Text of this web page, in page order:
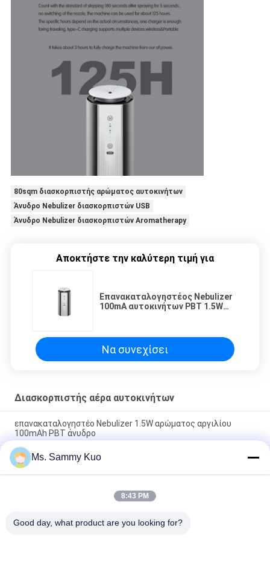
80sqm διασκορπιστής αρώματος αυτοκινήτων
Άνυδρο Nebulizer διασκορπιστών USB
Άνυδρο Nebulizer διασκορπιστών Aromatherapy
Αποκτήστε την καλύτερη τιμή για
Επανακαταλογηστέος Nebulizer
100mA αυτοκινήτων PBT 1.5W
Να συνεχίσει
Διασκορπιστής αέρα αυτοκινήτων
επανακαταλογηστέο Nebulizer 1.5W αρώματος αργιλίου
100mAh PBT άνυδρο
DC5V επανακαταλογηστέο αναψυκτικό αέρα αυτοκινήτων
διασκορπιστών 100mA μυρωδιάς αυτοκινήτων αργιλίου PP
PBT
100mA άνυδρο αργίλιο 0.1ml/H διασκορπιστών PP PBT
Ms. Sammy Kuo
8:43 PM
Good day, what product are you looking for?